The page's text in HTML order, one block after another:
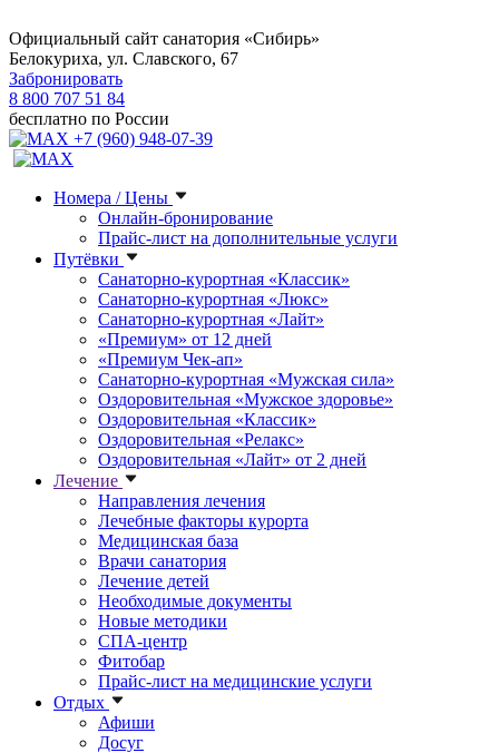
Официальный сайт санатория «Сибирь»
Белокуриха, ул. Славского, 67
Забронировать
8 800 707 51 84
бесплатно по России
+7 (960) 948-07-39
Номера / Цены
Онлайн-бронирование
Прайс-лист на дополнительные услуги
Путёвки
Санаторно-курортная «Классик»
Санаторно-курортная «Люкс»
Санаторно-курортная «Лайт»
«Премиум» от 12 дней
«Премиум Чек-ап»
Санаторно-курортная «Мужская сила»
Оздоровительная «Мужское здоровье»
Оздоровительная «Классик»
Оздоровительная «Релакс»
Оздоровительная «Лайт» от 2 дней
Лечение
Направления лечения
Лечебные факторы курорта
Медицинская база
Врачи санатория
Лечение детей
Необходимые документы
Новые методики
СПА-центр
Фитобар
Прайс-лист на медицинские услуги
Отдых
Афиши
Досуг